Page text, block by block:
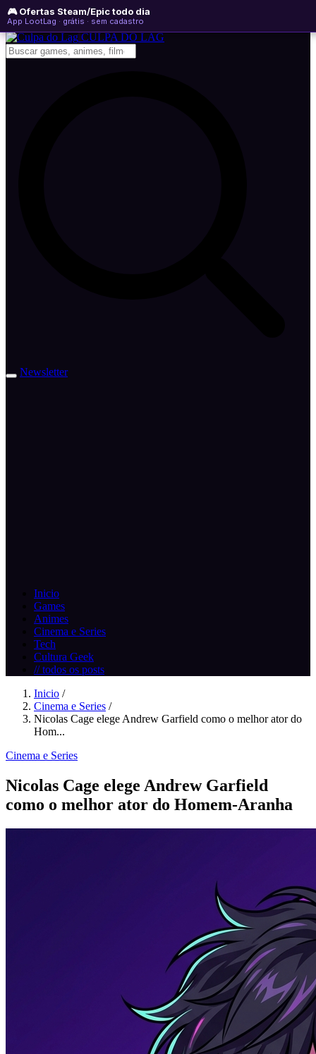
🎮 Ofertas Steam/Epic todo dia
App LootLag · grátis · sem cadastro
domingo, 09 de agosto de 2026 WhatsApp
Newsletter
CULPA DO LAG
Newsletter
Inicio
Games
Animes
Cinema e Series
Tech
Cultura Geek
// todos os posts
Inicio /
Cinema e Series /
Nicolas Cage elege Andrew Garfield como o melhor ator do
Hom...
Cinema e Series
Nicolas Cage elege Andrew Garfield
como o melhor ator do Homem-Aranha